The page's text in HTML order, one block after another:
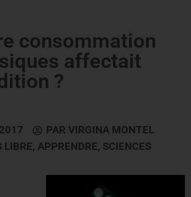
consommation
affectait
?
PAR VIRGINA MONTEL
LIBRE, APPRENDRE, SCIENCES